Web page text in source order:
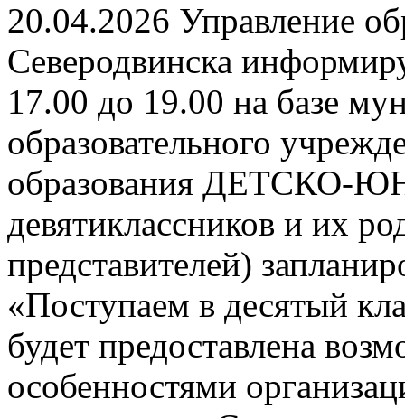
20.04.2026 Управление
Северодвинска
17.00 до 19.00 на базе
образовательного
образования
девятиклассников и их
представителей)
«Поступаем в десятый
будет предоставлена
особенностями